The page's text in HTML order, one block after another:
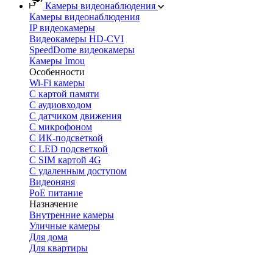
Камеры видеонаблюдения
Камеры видеонаблюдения
IP видеокамеры
Видеокамеры HD-CVI
SpeedDome видеокамеры
Камеры Imou
Особенности
Wi-Fi камеры
С картой памяти
С аудиовходом
С датчиком движения
С микрофоном
С ИК-подсветкой
С LED подсветкой
C SIM картой 4G
C удаленным доступом
Видеоняня
PoE питание
Назначение
Внутренние камеры
Уличные камеры
Для дома
Для квартиры